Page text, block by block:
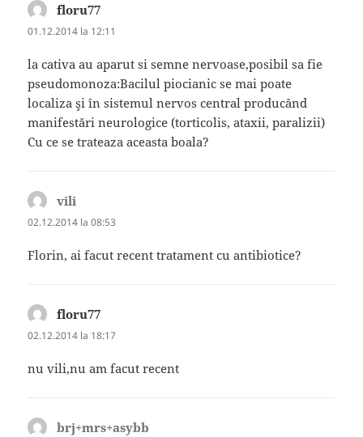
floru77
01.12.2014 la 12:11
la cativa au aparut si semne nervoase,posibil sa fie
pseudomonoza:Bacilul piocianic se mai poate
localiza şi în sistemul nervos central producând
manifestări neurologice (torticolis, ataxii, paralizii)
Cu ce se trateaza aceasta boala?
vili
02.12.2014 la 08:53
Florin, ai facut recent tratament cu antibiotice?
floru77
02.12.2014 la 18:17
nu vili,nu am facut recent
brj+mrs+asybb